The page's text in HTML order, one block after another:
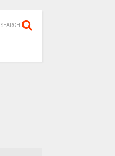
SEARCH